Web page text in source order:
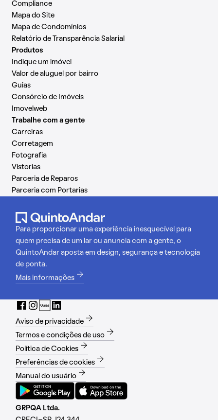
Compliance
Mapa do Site
Mapa de Condomínios
Relatório de Transparência Salarial
Produtos
Indique um imóvel
Valor de aluguel por bairro
Guias
Consórcio de Imóveis
Imovelweb
Trabalhe com a gente
Carreiras
Corretagem
Fotografia
Vistorias
Parceria de Reparos
Parceria com Portarias
Para proporcionar uma experiência inesquecível para
quem precisa de um lar ou anuncia com a gente, o
QuintoAndar aposta em design, segurança e tecnologia
de ponta.
Mais informações
Aviso de privacidade
Termos e condições de uso
Política de Cookies
Preferências de cookies
Manual do usuário
GRPQA Ltda.